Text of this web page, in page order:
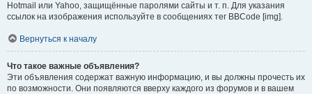
Hotmail или Yahoo, защищённые паролями сайты и т. п. Для указания
ссылок на изображения используйте в сообщениях тег BBCode [img].
Вернуться к началу
Что такое важные объявления?
Эти объявления содержат важную информацию, и вы должны прочесть их
по возможности. Они появляются вверху каждого из форумов и в вашем